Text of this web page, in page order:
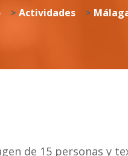
> Actividades >